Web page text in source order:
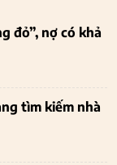
đỏ”, nợ có khả
tìm kiếm nhà